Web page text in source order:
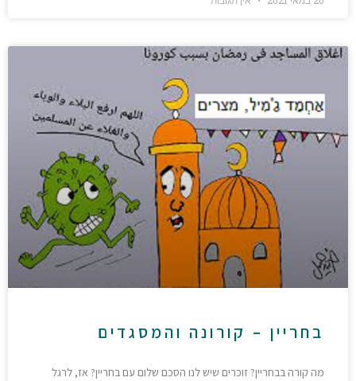
בחריין – קורונה והמסגדים
מה קורה בבחריין? זוכרים שיש לנו הסכם שלום עם בחריין? אז, לרגל